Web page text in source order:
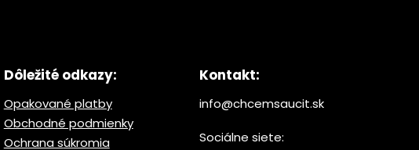
Dôležité odkazy:
Opakované platby
Obchodné podmienky
Ochrana súkromia
Kontakt:
info@chcemsaucit.sk
Sociálne siete: